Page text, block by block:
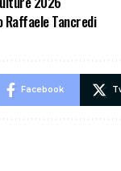
Raffaele Tancredi
Facebook